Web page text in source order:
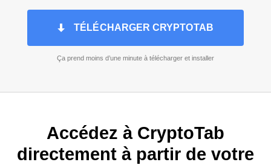
TÉLÉCHARGER CRYPTOTAB
Ça prend moins d’une minute à télécharger et installer
Accédez à CryptoTab
directement à partir de votre